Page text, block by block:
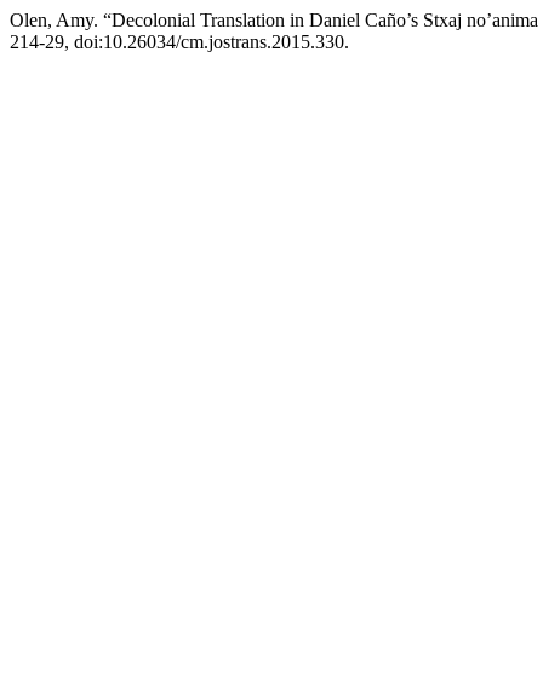
Olen, Amy. “Decolonial Translation in Daniel Caño’s Stxaj
214-29, doi:10.26034/cm.jostrans.2015.330.